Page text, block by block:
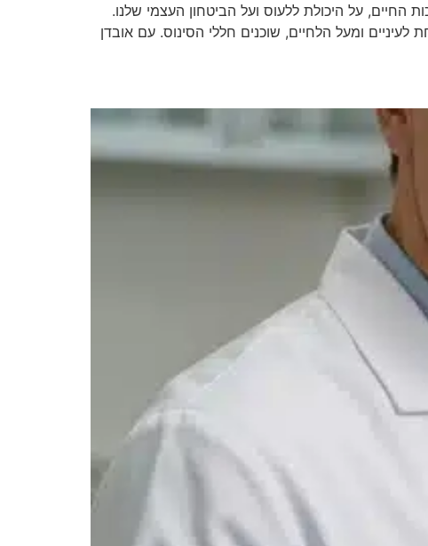
החיים, על היכולת ללעוס ועל הביטחון העצמי שלנו.
ומעל הלחיים, שוכנים חללי הסינוס. עם אובדן